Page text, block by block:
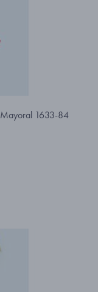
1633-84